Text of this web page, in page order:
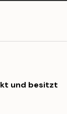
und besitzt